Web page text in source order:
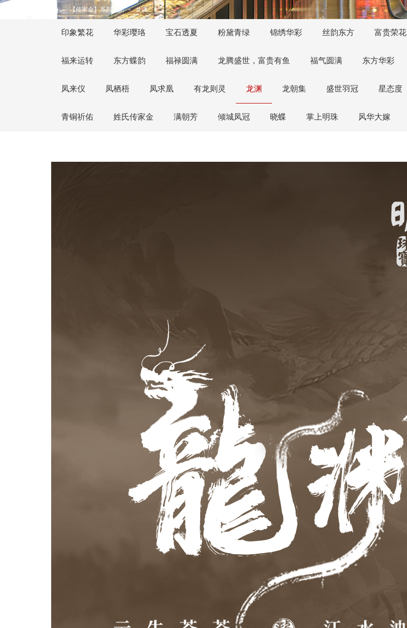
- 【传家金】系列新品 - 龙渊
印象繁花 华彩璎珞 宝石透夏 粉黛青绿 锦绣华彩 丝韵东方 富贵荣花
福来运转 东方蝶韵 福禄圆满 龙腾盛世，富贵有鱼 福气圆满 东方华彩
凤来仪 凤栖梧 凤求凰 有龙则灵 龙渊 龙朝集 盛世羽冠 星态度
青铜祈佑 姓氏传家金 满朝芳 倾城凤冠 晓蝶 掌上明珠 风华大嫁